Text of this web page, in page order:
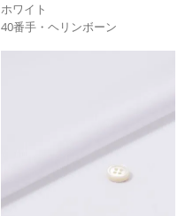
ホワイト
40番手・ヘリンボーン